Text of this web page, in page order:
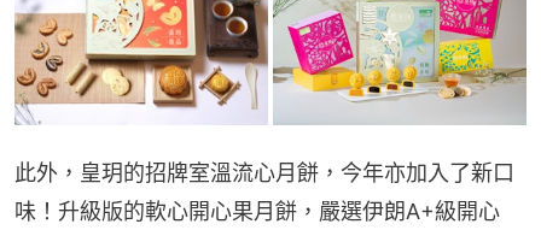
此外，皇玥的招牌室溫流心月餅，今年亦加入了新口
味！升級版的軟心開心果月餅，嚴選伊朗A+級開心